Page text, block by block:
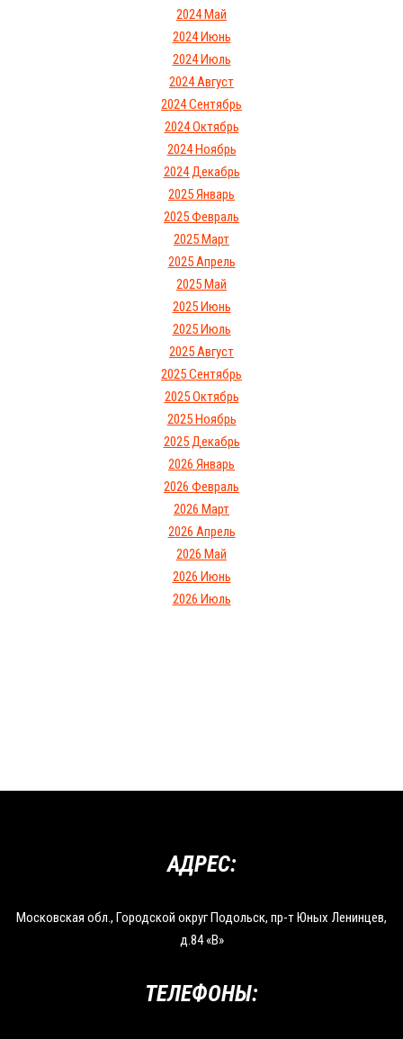
2024 Май
2024 Июнь
2024 Июль
2024 Август
2024 Сентябрь
2024 Октябрь
2024 Ноябрь
2024 Декабрь
2025 Январь
2025 Февраль
2025 Март
2025 Апрель
2025 Май
2025 Июнь
2025 Июль
2025 Август
2025 Сентябрь
2025 Октябрь
2025 Ноябрь
2025 Декабрь
2026 Январь
2026 Февраль
2026 Март
2026 Апрель
2026 Май
2026 Июнь
2026 Июль
АДРЕС:
Московская обл., Городской округ Подольск, пр-т Юных Ленинцев,
д.84 «В»
ТЕЛЕФОНЫ: